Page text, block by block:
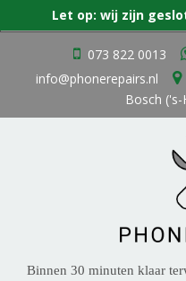
073 822 0013
info@phonerepairs.nl
Bosch
Binnen 30 minuten klaar
Let op: wij zijn